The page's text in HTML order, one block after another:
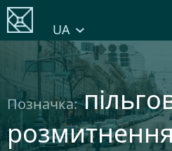
UA
Позначка:
розмитнення